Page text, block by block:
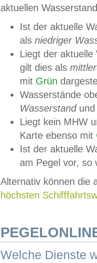
aktuellen
Ist der aktuelle
als niedriger
Liegt der
gilt dies als
mit Grün
Wasserstände
Wasserstandund
Liegt kein MHW
Karte ebenso mit
Ist der aktuelle
am Pegel vor,
Alternativ können die
höchsten
Welche Dienste